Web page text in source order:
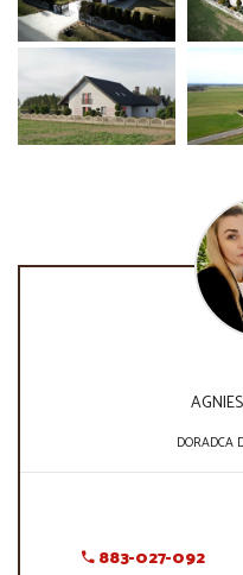
DORADCA
883-027-092